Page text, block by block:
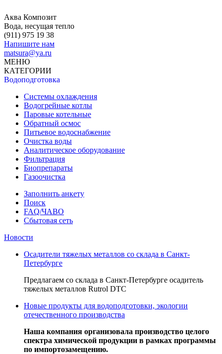
Аква Композит
Вода, несущая тепло
(911) 975 19 38
Напишите нам
matsura@ya.ru
МЕНЮ
КАТЕГОРИИ
Водоподготовка
Системы охлаждения
Водогрейные котлы
Паровые котельные
Обратный осмос
Питьевое водоснабжение
Очистка воды
Аналитическое оборудование
Фильтрация
Биопрепараты
Газоочистка
Заполнить анкету
Поиск
FAQ/ЧАВО
Сбытовая сеть
Новости
Осадители тяжелых металлов со склада в Санкт-
Петербурге
Предлагаем со склада в Санкт-Петербурге осадитель
тяжелых металлов Rutrol DTC
Новые продукты для водоподготовки, экологии
отечественного производства
Наша компания организовала производство целого
спектра химической продукции в рамках программы
по импортозамещению.